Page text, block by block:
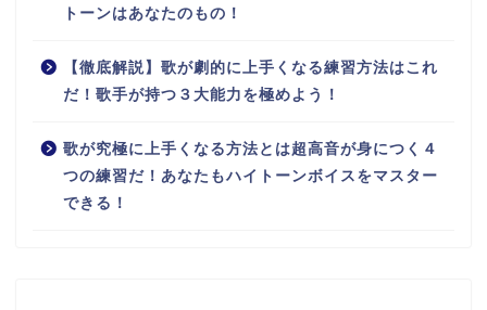
トーンはあなたのもの！
【徹底解説】歌が劇的に上手くなる練習方法はこれ
だ！歌手が持つ３大能力を極めよう！
歌が究極に上手くなる方法とは超高音が身につく４
つの練習だ！あなたもハイトーンボイスをマスター
できる！